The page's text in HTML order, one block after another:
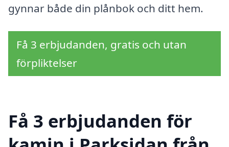
gynnar både din plånbok och ditt hem.
Få 3 erbjudanden, gratis och utan
förpliktelser
Få 3 erbjudanden för